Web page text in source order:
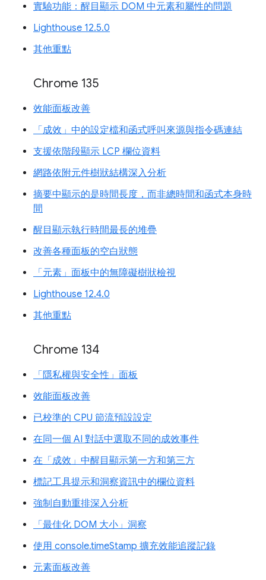
實驗功能：醒目顯示 DOM 中元素和屬性的問題
Lighthouse 12.5.0
其他重點
Chrome 135
效能面板改善
「成效」中的設定檔和函式呼叫來源與指令碼連結
支援依階段顯示 LCP 欄位資料
網路依附元件樹狀結構深入分析
摘要中顯示的是時間長度，而非總時間和函式本身時
間
醒目顯示執行時間最長的堆疊
改善各種面板的空白狀態
「元素」面板中的無障礙樹狀檢視
Lighthouse 12.4.0
其他重點
Chrome 134
「隱私權與安全性」面板
效能面板改善
已校準的 CPU 節流預設設定
在同一個 AI 對話中選取不同的成效事件
在「成效」中醒目顯示第一方和第三方
標記工具提示和洞察資訊中的欄位資料
強制自動重排深入分析
「最佳化 DOM 大小」洞察
使用 console.timeStamp 擴充效能追蹤記錄
元素面板改善